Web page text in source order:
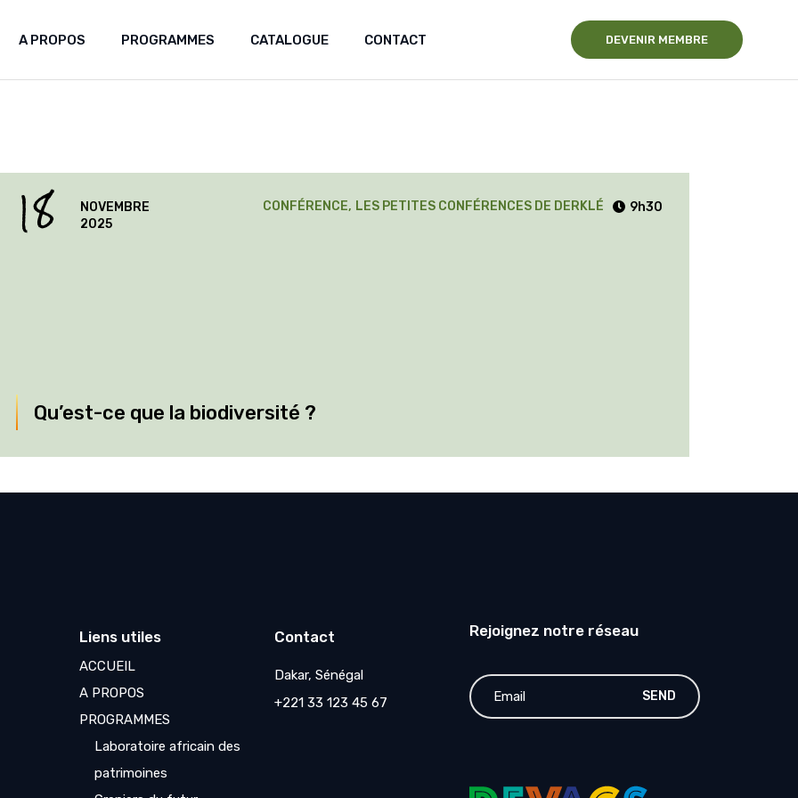
A PROPOS PROGRAMMES
Greniers du futur
Mémoire Artisanale et Création
CATALOGUE CONTACT DEVENIR MEMBRE
18
NOVEMBRE
2025
CONFÉRENCE LES PETITES CONFÉRENCES DE DERKLÉ 9h30
Qu’est-ce que la biodiversité ?
Liens utiles
ACCUEIL
A PROPOS
PROGRAMMES
Laboratoire africain des
patrimoines
Contact
Dakar, Sénégal
+221 33 123 45 67
Rejoignez notre réseau
SEND